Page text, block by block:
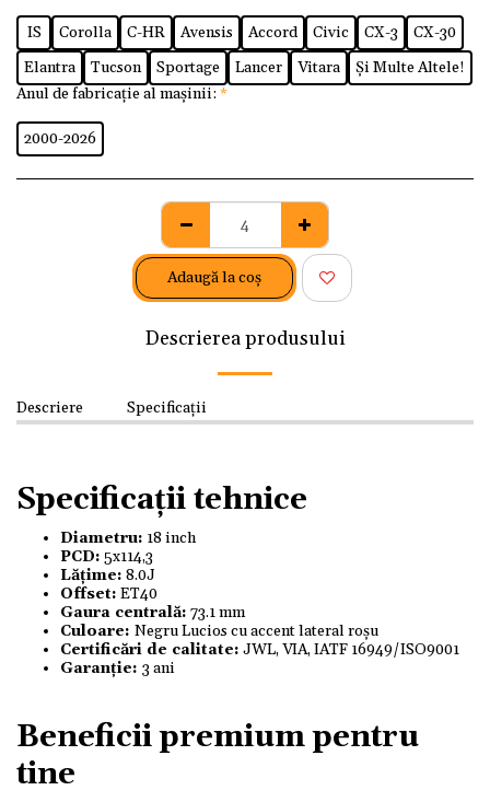
IS Corolla C-HR Avensis Accord Civic CX-3
CX-30
Elantra
Tucson Sportage Lancer Vitara
Și Multe Altele!
Anul de fabricație al mașinii: *
2000-2026
Adaugă la coş
Descrierea produsului
Descriere Specificații
Specificații tehnice
Diametru: 18 inch
PCD: 5x114,3
Lățime: 8.0J
Offset: ET40
Gaura centrală: 73.1 mm
Culoare: Negru Lucios cu accent lateral roșu
Certificări de calitate: JWL, VIA, IATF 16949/ISO9001
Garanție: 3 ani
Beneficii premium pentru
tine